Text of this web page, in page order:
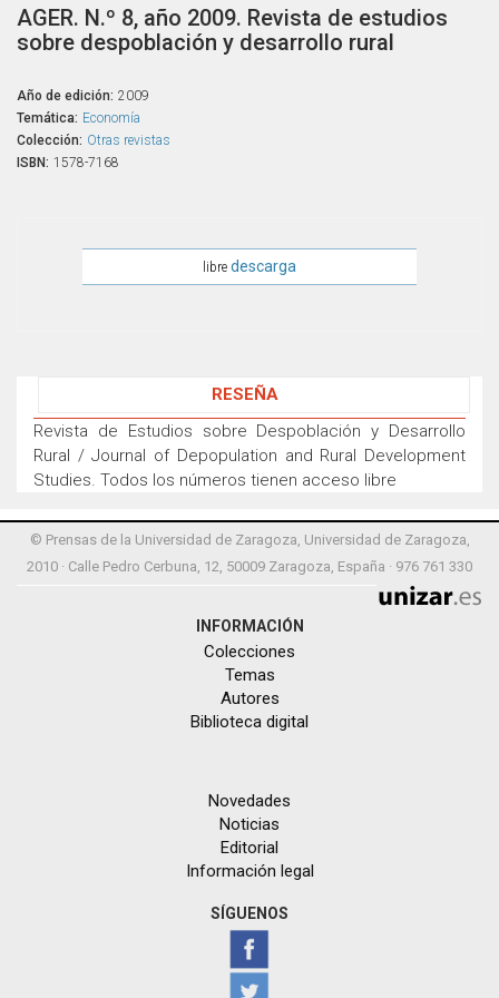
AGER. N.º 8, año 2009. Revista de estudios
sobre despoblación y desarrollo rural
Año de edición: 2009
Temática: Economía
Colección: Otras revistas
ISBN: 1578-7168
libre descarga
RESEÑA
Revista de Estudios sobre Despoblación y Desarrollo
Rural / Journal of Depopulation and Rural Development
Studies. Todos los números tienen acceso libre
© Prensas de la Universidad de Zaragoza, Universidad de Zaragoza,
2010 · Calle Pedro Cerbuna, 12, 50009 Zaragoza, España · 976 761 330
INFORMACIÓN
Colecciones
Temas
Autores
Biblioteca digital
Novedades
Noticias
Editorial
Información legal
SÍGUENOS